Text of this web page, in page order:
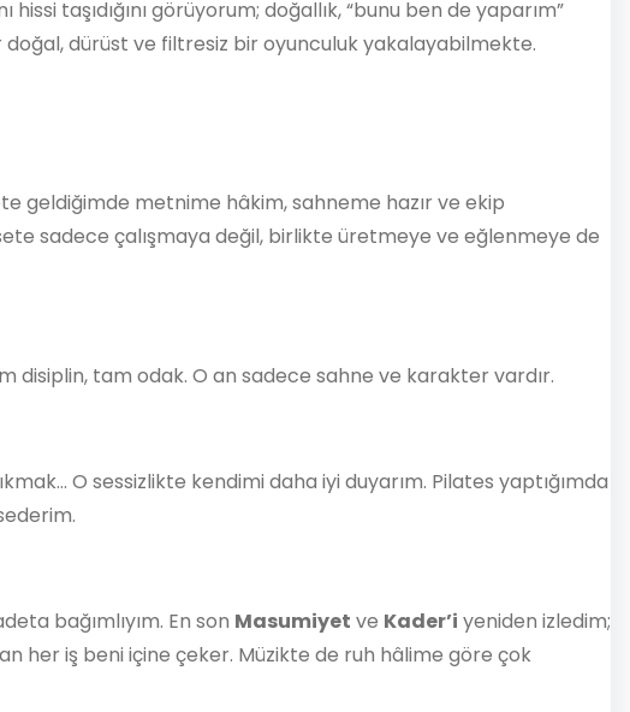
taşıdığını görüyorum; doğallık, “bunu ben de yaparım”
dürüst ve filtresiz bir oyunculuk yakalayabilmekte.
geldiğimde metnime hâkim, sahneme hazır ve ekip
sadece çalışmaya değil, birlikte üretmeye ve eğlenmeye de
disiplin, tam odak. O an sadece sahne ve karakter vardır.
O sessizlikte kendimi daha iyi duyarım. Pilates yaptığımda
bağımlıyım. En son Masumiyet ve Kader’i yeniden izledim;
her iş beni içine çeker. Müzikte de ruh hâlime göre çok